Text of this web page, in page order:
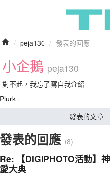
/ peja130 / 發表的回應
小企鵝 peja130
對不起，我忘了寫自我介紹！
Plurk ·
發表的文章
發表的回應 (8)
Re: 【DIGIPHOTO活動】
愛大典